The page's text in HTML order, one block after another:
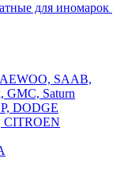
для иномарок
SAAB,
GMC, Saturn
DODGE
CITROEN